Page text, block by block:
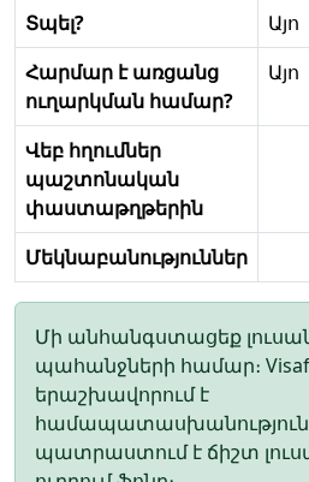
Տպել?
Այո
Հարմար է առցանց
ուղարկման համար?
Այո
Վեբ հղումներ
պաշտոնական
փաստաթղթերին
Մեկնաբանություններ
Մի անհանգստացեք
պահանջների համար։
երաշխավորում է
պատրաստում է ճիշտ